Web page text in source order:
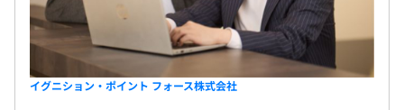
イグニション・ポイント フォース株式会社